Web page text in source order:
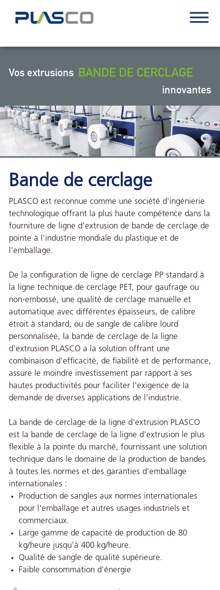
Vos extrusions BANDE DE CERCLAGE
innovantes
Bande de cerclage
PLASCO est reconnue comme une société d'ingénierie
technologique offrant la plus haute compétence dans la
fourniture de ligne d'extrusion de bande de cerclage de
pointe à l'industrie mondiale du plastique et de
l'emballage.
De la configuration de ligne de cerclage PP standard à
la ligne technique de cerclage PET, pour gaufrage ou
non-embossé, une qualité de cerclage manuelle et
automatique avec différentes épaisseurs, de calibre
étroit à standard, ou de sangle de calibre lourd
personnalisée, la bande de cerclage de la ligne
d'extrusion PLASCO a la solution offrant une
combinaison d'efficacité, de fiabilité et de performance,
assure le moindre investissement par rapport à ses
hautes productivités pour faciliter l'exigence de la
demande de diverses applications de l'industrie.
La bande de cerclage de la ligne d'extrusion PLASCO
est la bande de cerclage de la ligne d'extrusion le plus
flexible à la pointe du marché, fournissant une solution
technique dans le domaine de la production de bandes
à toutes les normes et des garanties d'emballage
internationales :
Production de sangles aux normes internationales
pour l'emballage et autres usages industriels et
commerciaux.
Large gamme de capacité de production de 80
kg/heure jusqu'à 400 kg/heure.
Qualité de sangle de qualité supérieure.
Faible consommation d'énergie